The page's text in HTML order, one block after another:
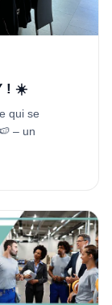
! ☀️
qui se
– un